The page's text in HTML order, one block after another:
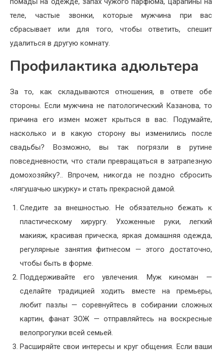
теле, частые звонки, которые мужчина при вас
сбрасывает или для того, чтобы ответить, спешит
удалиться в другую комнату.
Профилактика адюльтера
За то, как складываются отношения, в ответе обе
стороны. Если мужчина не патологический Казанова, то
причина его измен может крыться в вас. Подумайте,
насколько и в какую сторону вы изменились после
свадьбы? Возможно, вы так погрязли в рутине
повседневности, что стали превращаться в затрапезную
домохозяйку?.. Впрочем, никогда не поздно сбросить
«лягушачью шкурку» и стать прекрасной дамой.
Следите за внешностью. Не обязательно бежать к
пластическому хирургу. Ухоженные руки, легкий
макияж, красивая прическа, яркая домашняя одежда,
регулярные занятия фитнесом — этого достаточно,
чтобы быть в форме.
Поддерживайте его увлечения. Муж киноман —
сделайте традицией ходить вместе на премьеры,
любит пазлы — соревнуйтесь в собирании сложных
картин, фанат ЗОЖ — отправляйтесь на воскресные
велопрогулки всей семьей.
Расширяйте свои интересы и круг общения. Если ваши